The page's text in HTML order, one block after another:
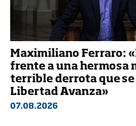
Maximiliano Ferraro:
frente a una hermosa
terrible derrota que se
Libertad Avanza»
07.08.2026